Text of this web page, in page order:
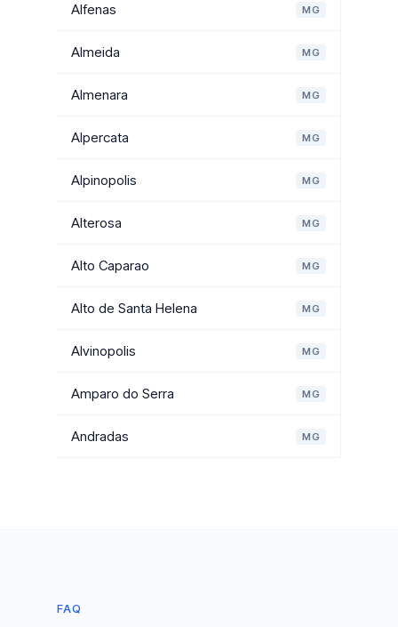
Alfenas MG
Almeida MG
Almenara MG
Alpercata MG
Alpinopolis MG
Alterosa MG
Alto Caparao MG
Alto de Santa Helena MG
Alvinopolis MG
Amparo do Serra MG
Andradas MG
FAQ